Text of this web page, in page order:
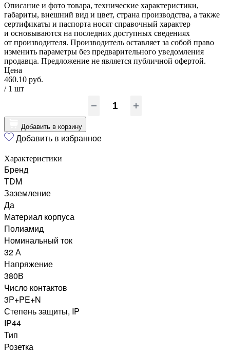
Описание и фото товара, технические характеристики,
габариты, внешний вид и цвет, страна производства, а также
сертификаты и паспорта носят справочный характер
и основываются на последних доступных сведениях
от производителя. Производитель оставляет за собой право
изменить параметры без предварительного уведомления
продавца. Предложение не является публичной офертой.
Цена
460.10 руб.
/ 1 шт
Добавить в корзину
Добавить в избранное
Характеристики
Бренд
TDM
Заземление
Да
Материал корпуса
Полиамид
Номинальный ток
32 А
Напряжение
380В
Число контактов
3P+PE+N
Степень защиты, IP
IP44
Тип
Розетка